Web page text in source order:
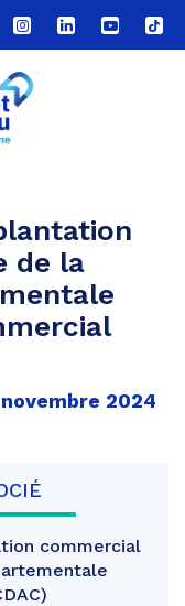
Lien
vers
le
compte
Lien
vers
Lien
vers
Lien
vers
de la
2024
commercial